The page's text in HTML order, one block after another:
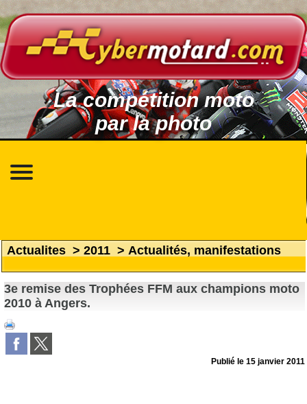
La compétition moto
par la photo
Actualites > 2011 > Actualités, manifestations
3e remise des Trophées FFM aux champions moto
2010 à Angers.
Publié le15 janvier 2011